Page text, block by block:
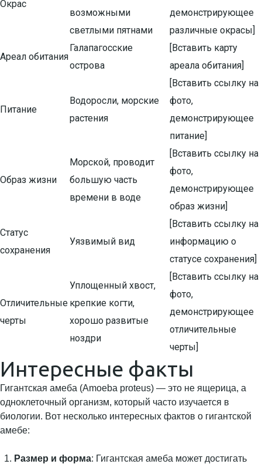
Окрас
возможными
светлыми пятнами
демонстрирующее
различные окрасы]
Ареал обитания
Галапагосские
острова
[Вставить карту
ареала обитания]
Питание
Водоросли, морские
растения
[Вставить ссылку на
фото,
демонстрирующее
питание]
Образ жизни
Морской, проводит
большую часть
времени в воде
[Вставить ссылку на
фото,
демонстрирующее
образ жизни]
Статус
сохранения
Уязвимый вид
[Вставить ссылку на
информацию о
статусе сохранения]
Отличительные
черты
Уплощенный хвост,
крепкие когти,
хорошо развитые
ноздри
[Вставить ссылку на
фото,
демонстрирующее
отличительные
черты]
Интересные факты
Гигантская амеба (Amoeba proteus) — это не ящерица, а
одноклеточный организм, который часто изучается в
биологии. Вот несколько интересных фактов о гигантской
амебе:
Размер и форма: Гигантская амеба может достигать